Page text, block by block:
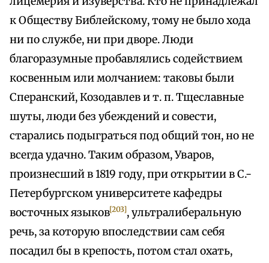
к Обществу Библейскому, тому не было хода
ни по службе, ни при дворе. Люди
благоразумные пробавлялись содействием
косвенным или молчанием: таковы были
Сперанский, Козодавлев и т. п. Тщеславные
шуты, люди без убеждений и совести,
старались подыграться под общий тон, но не
всегда удачно. Таким образом, Уваров,
произнесший в 1819 году, при открытии в С.-
Петербургском университете кафедры
восточных языков[203], ультралиберальную
речь, за которую впоследствии сам себя
посадил бы в крепость, потом стал охать,